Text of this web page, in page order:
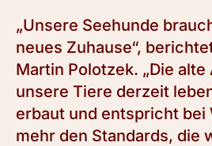
„Unsere Seehunde
neues Zuhause“,
Martin Polotzek. „Die alte
unsere Tiere derzeit
erbaut und entspricht bei
mehr den Standards, die